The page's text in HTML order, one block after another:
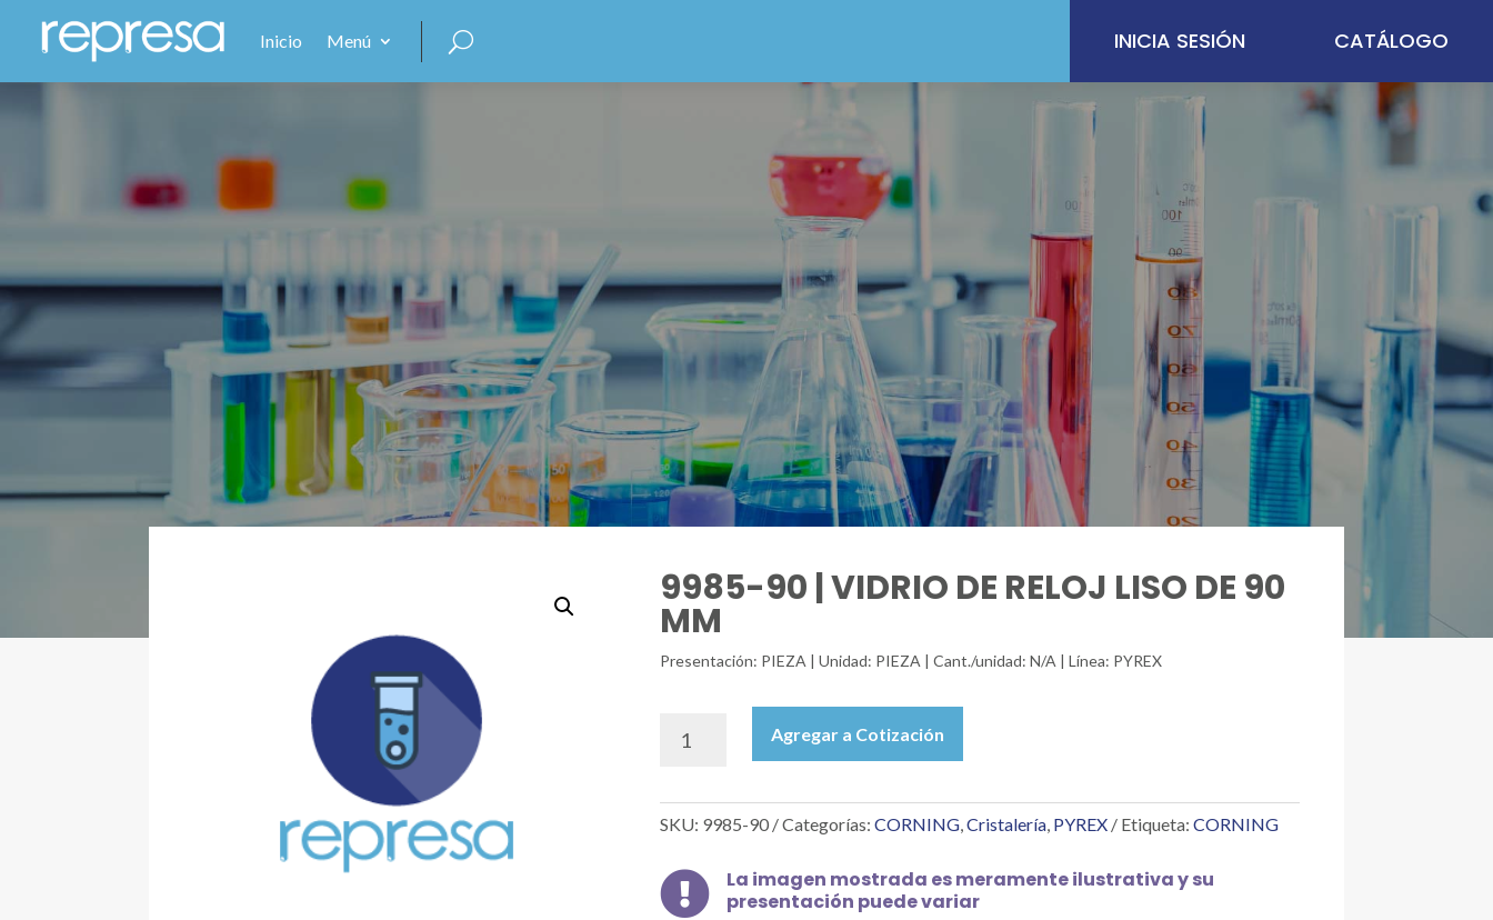
Inicio Menú INICIA SESIÓN CATÁLOGO
9985-90 | VIDRIO DE RELOJ LISO DE 90
MM
Presentación: PIEZA | Unidad: PIEZA | Cant./unidad: N/A | Línea: PYREX
VIDRIO
DE
LISO
DE
Agregar a Cotización
SKU: 9985-90 Categorías:CORNING,Cristalería, PYREX Etiqueta:CORNING

La imagen mostrada es meramente ilustrativa y su
presentación puede variar